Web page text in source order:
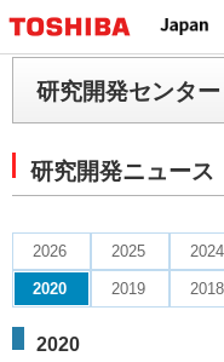
ジ
ャ
プ
研究開発センター
研究開発ニュース
2026 2025 2024
2020 2019 2018
2020